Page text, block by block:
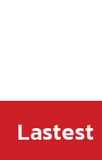
Lastest